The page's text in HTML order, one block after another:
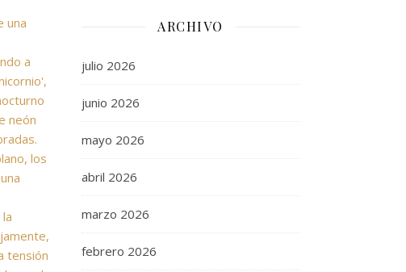
ARCHIVO
julio 2026
junio 2026
mayo 2026
abril 2026
marzo 2026
febrero 2026